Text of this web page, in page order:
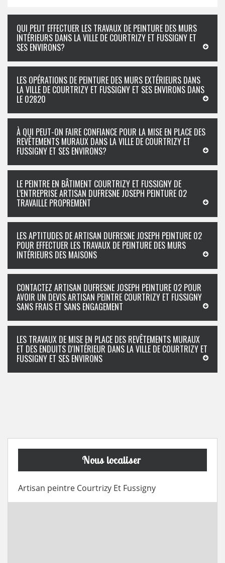
QUI PEUT EFFECTUER LES TRAVAUX DE PEINTURE DES MURS
INTÉRIEURS DANS LA VILLE DE COURTRIZY ET FUSSIGNY ET
SES ENVIRONS?
LES OPÉRATIONS DE PEINTURE DES MURS EXTÉRIEURS DANS
LA VILLE DE COURTRIZY ET FUSSIGNY ET SES ENVIRONS DANS
LE 02820
À QUI PEUT-ON FAIRE CONFIANCE POUR LA MISE EN PLACE DES
REVÊTEMENTS MURAUX DANS LA VILLE DE COURTRIZY ET
FUSSIGNY ET SES ENVIRONS?
LE PEINTRE EN BÂTIMENT COURTRIZY ET FUSSIGNY DE
L’ENTREPRISE ARTISAN DUFRESNE JOSEPH PEINTURE 02
TRAVAILLE PROPREMENT
LES APTITUDES DE ARTISAN DUFRESNE JOSEPH PEINTURE 02
POUR EFFECTUER LES TRAVAUX DE PEINTURE DES MURS
INTÉRIEURS DES MAISONS
CONTACTEZ ARTISAN DUFRESNE JOSEPH PEINTURE 02 POUR
AVOIR UN DEVIS ARTISAN PEINTRE COURTRIZY ET FUSSIGNY
SANS FRAIS ET SANS ENGAGEMENT
LES TRAVAUX DE MISE EN PLACE DES REVÊTEMENTS MURAUX
ET DES ENDUITS D'INTÉRIEUR DANS LA VILLE DE COURTRIZY ET
FUSSIGNY ET SES ENVIRONS
Nous localiser
Artisan peintre Courtrizy Et Fussigny